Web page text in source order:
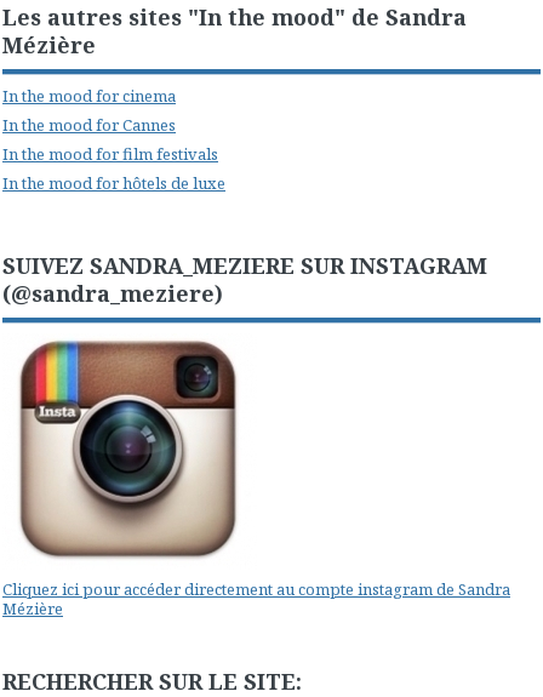
Les autres sites "In the mood" de Sandra
Mézière
In the mood for cinema
In the mood for Cannes
In the mood for film festivals
In the mood for hôtels de luxe
SUIVEZ SANDRA_MEZIERE SUR INSTAGRAM
(@sandra_meziere)
Cliquez ici pour accéder directement au compte instagram de Sandra
Mézière
RECHERCHER SUR LE SITE: